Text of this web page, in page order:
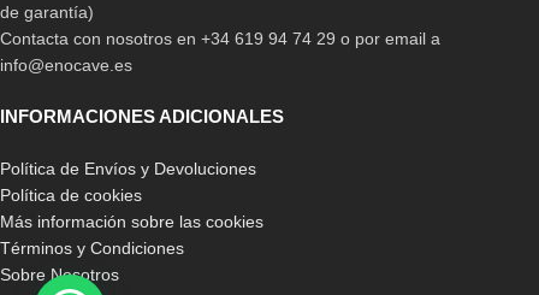
de garantía)
Contacta con nosotros en +34 619 94 74 29 o por email a
info@enocave.es
INFORMACIONES ADICIONALES
Política de Envíos y Devoluciones
Política de cookies
Más información sobre las cookies
Términos y Condiciones
Sobre Nosotros